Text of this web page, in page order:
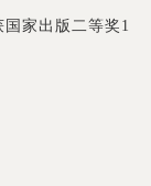
家出版二等奖1